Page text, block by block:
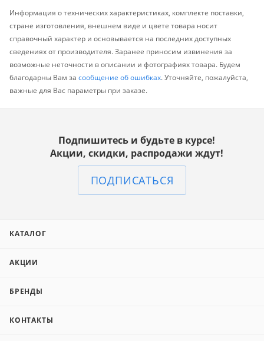
Информация о технических характеристиках, комплекте поставки,
стране изготовления, внешнем виде и цвете товара носит
справочный характер и основывается на последних доступных
сведениях от производителя. Заранее приносим извинения за
возможные неточности в описании и фотографиях товара. Будем
благодарны Вам за сообщение об ошибках. Уточняйте, пожалуйста,
важные для Вас параметры при заказе.
Подпишитесь и будьте в курсе!
Акции, скидки, распродажи ждут!
ПОДПИСАТЬСЯ
КАТАЛОГ
АКЦИИ
БРЕНДЫ
КОНТАКТЫ